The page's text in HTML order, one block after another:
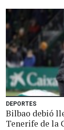
DEPORTES
Bilbao debió
Tenerife de la